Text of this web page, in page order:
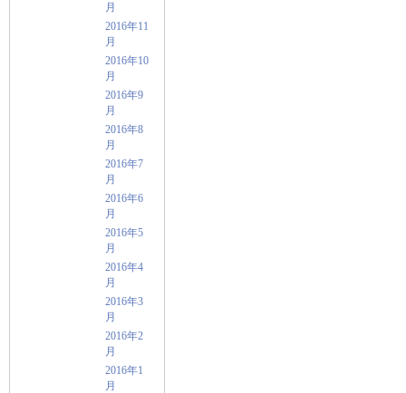
月
2016年11
月
2016年10
月
2016年9
月
2016年8
月
2016年7
月
2016年6
月
2016年5
月
2016年4
月
2016年3
月
2016年2
月
2016年1
月